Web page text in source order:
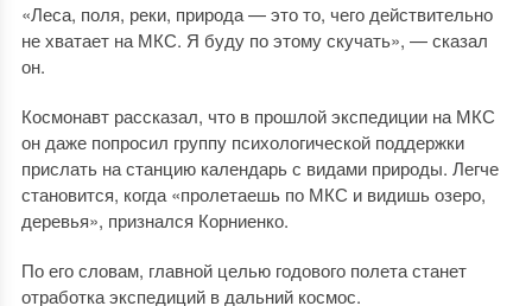
«Леса, поля, реки, природа — это то, чего действительно
не хватает на МКС. Я буду по этому скучать», — сказал
он.
Космонавт рассказал, что в прошлой экспедиции на МКС
он даже попросил группу психологической поддержки
прислать на станцию календарь с видами природы. Легче
становится, когда «пролетаешь по МКС и видишь озеро,
деревья», признался Корниенко.
По его словам, главной целью годового полета станет
отработка экспедиций в дальний космос.